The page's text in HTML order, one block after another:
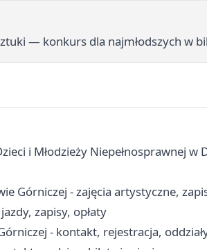
— konkurs dla najmłodszych w
i Młodzieży Niepełnosprawnej w
Górniczej - zajęcia artystyczne,
zapisy, opłaty
- kontakt, rejestracja,